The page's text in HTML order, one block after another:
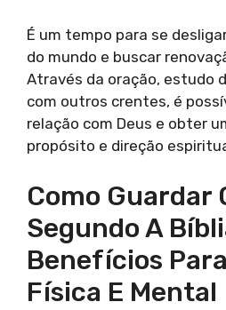
É um tempo para se
do mundo e buscar
Através da oração, estudo
com outros crentes, é
relação com Deus e obter
propósito e direção
Como Guardar
Segundo A
Benefícios
Física E Mental